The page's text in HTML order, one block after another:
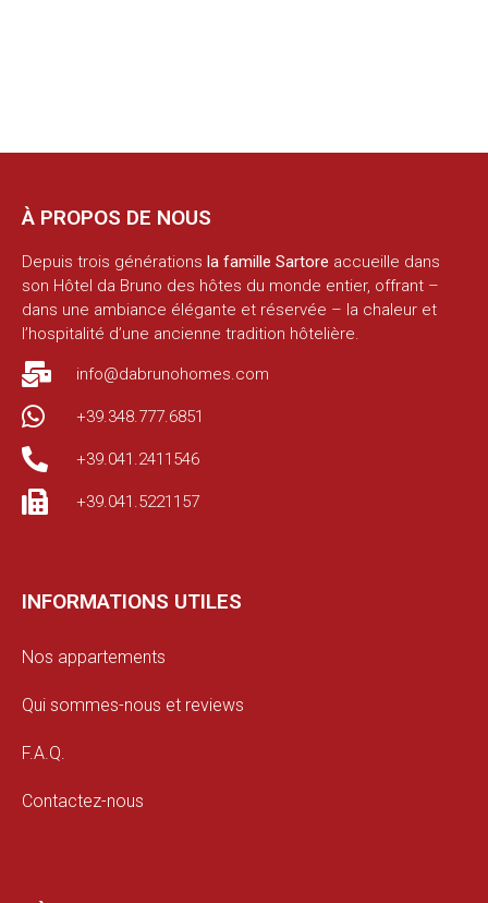
À PROPOS DE NOUS
Depuis trois générations la famille Sartore accueille dans
son Hôtel da Bruno des hôtes du monde entier, offrant –
dans une ambiance élégante et réservée – la chaleur et
l’hospitalité d’une ancienne tradition hôtelière.
info@dabrunohomes.com
+39.348.777.6851
+39.041.2411546
+39.041.5221157
INFORMATIONS UTILES
Nos appartements
Qui sommes-nous et reviews
F.A.Q.
Contactez-nous